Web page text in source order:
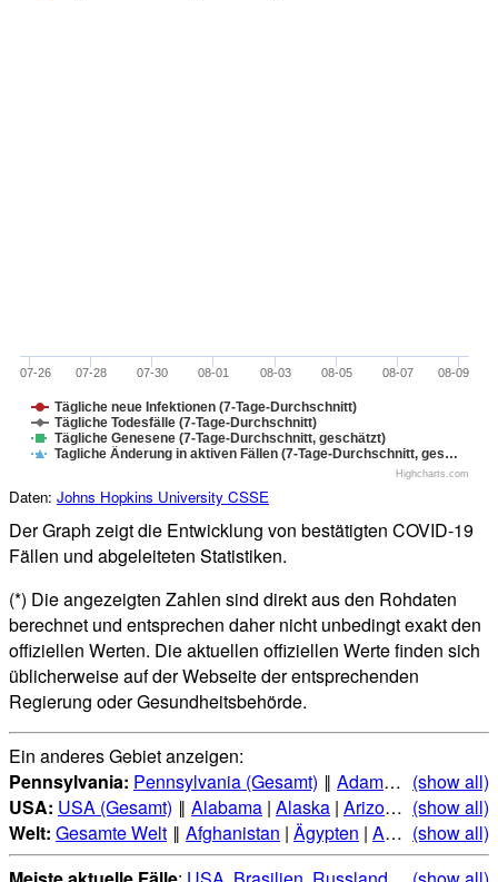
Tägliche neue Infektionen (7-Tage-Durchschnitt)
Tägliche Todesfälle (7-Tage-Durchschnitt)
Tägliche Genesene (7-Tage-Durchschnitt, geschätzt)
Tagliche Änderung in aktiven Fällen (7-Tage-Durchschnitt, ges…
07-26 07-28 07-30 08-01 08-03 08-05 08-07 08-09
Highcharts.com
Daten: Johns Hopkins University CSSE
Der Graph zeigt die Entwicklung von bestätigten COVID-19
Fällen und abgeleiteten Statistiken.
(*) Die angezeigten Zahlen sind direkt aus den Rohdaten
berechnet und entsprechen daher nicht unbedingt exakt den
offiziellen Werten. Die aktuellen offiziellen Werte finden sich
üblicherweise auf der Webseite der entsprechenden
Regierung oder Gesundheitsbehörde.
Ein anderes Gebiet anzeigen:
Pennsylvania: Pennsylvania (Gesamt) ‖ Adams | Allegheny|
(show all)
USA: USA (Gesamt) ‖ Alabama | Alaska | Arizona |Arkansas
(show all)
Welt: Gesamte Welt ‖ Afghanistan | Ägypten | Albanien |
(show all)